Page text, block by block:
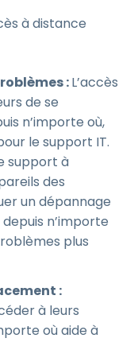
à distance
:L’accès
de se
n’importe où,
le support IT.
support à
des
un dépannage
n’importe
plus
:
à leurs
où aide à